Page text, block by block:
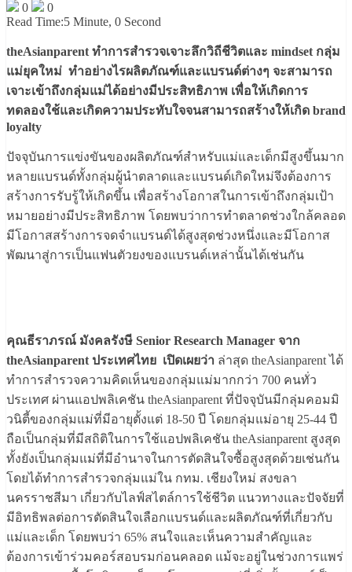
0
0
Read Time:5 Minute, 0 Second
theAsianparent ทำการสำรวจเจาะลึกวิถีชีวิตและ mindset กลุ่ม
แม่ยุคใหม่ ทำอย่างไรผลิตภัณฑ์และแบรนด์ต่างๆ จะสามารถ
เจาะเข้าถึงกลุ่มแม่ได้อย่างมีประสิทธิภาพ เพื่อให้เกิดการ
ทดลองใช้และเกิดความประทับใจจนสามารถสร้างให้เกิด brand
loyalty
ปัจจุบันการแข่งขันของผลิตภัณฑ์สำหรับแม่และเด็กมีสูงขึ้นมาก
หลายแบรนด์ทั้งกลุ่มผู้นำตลาดและแบรนด์เกิดใหม่จึงต้องการ
สร้างการรับรู้ให้เกิดขึ้น เพื่อสร้างโอกาสในการเข้าถึงกลุ่มเป้า
หมายอย่างมีประสิทธิภาพ โดยพบว่าการทำตลาดช่วงใกล้คลอด
มีโอกาสสร้างการจดจำแบรนด์ได้สูงสุดช่วงหนึ่งและมีโอกาส
พัฒนาสู่การเป็นแฟนตัวยงของแบรนด์เหล่านั้นได้เช่นกัน
คุณธีราภรณ์ มังคลรังษี Senior Research Manager จาก
theAsianparent ประเทศไทย เปิดเผยว่า ล่าสุด theAsianparent ได้
ทำการสำรวจความคิดเห็นของกลุ่มแม่มากกว่า 700 คนทั่ว
ประเทศ ผ่านแอปพลิเคชัน theAsianparent ที่ปัจจุบันมีกลุ่มคอมมิ
วนิตี้ของกลุ่มแม่ที่มีอายุตั้งแต่ 18-50 ปี โดยกลุ่มแม่อายุ 25-44 ปี
ถือเป็นกลุ่มที่มีสถิติในการใช้แอปพลิเคชัน theAsianparent สูงสุด
ทั้งยังเป็นกลุ่มแม่ที่มีอำนาจในการตัดสินใจซื้อสูงสุดด้วยเช่นกัน
โดยได้ทำการสำรวจกลุ่มแม่ใน กทม. เชียงใหม่ สงขลา
นครราชสีมา เกี่ยวกับไลฟ์สไตล์การใช้ชีวิต แนวทางและปัจจัยที่
มีอิทธิพลต่อการตัดสินใจเลือกแบรนด์และผลิตภัณฑ์ที่เกี่ยวกับ
แม่และเด็ก โดยพบว่า 65% สนใจและเห็นความสำคัญและ
ต้องการเข้าร่วมคอร์สอบรมก่อนคลอด แม้จะอยู่ในช่วงการแพร่